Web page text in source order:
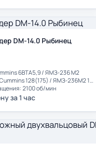
DM-14.0 Рыбинец
6BTA5,9 / ЯМЗ-236 М2
Мощность: Cummins 128(175) / ЯМЗ-236М2 132(180) кВт (л.с.)
2100 об/мин
за 1 час